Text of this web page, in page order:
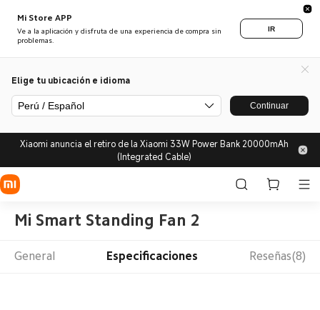
Mi Store APP
Ve a la aplicación y disfruta de una experiencia de compra sin
problemas.
IR
Elige tu ubicación e idioma
Perú / Español Continuar
Xiaomi anuncia el retiro de la Xiaomi 33W Power Bank 20000mAh
(Integrated Cable)
Mi Smart Standing Fan 2
General Especificaciones Reseñas(8)